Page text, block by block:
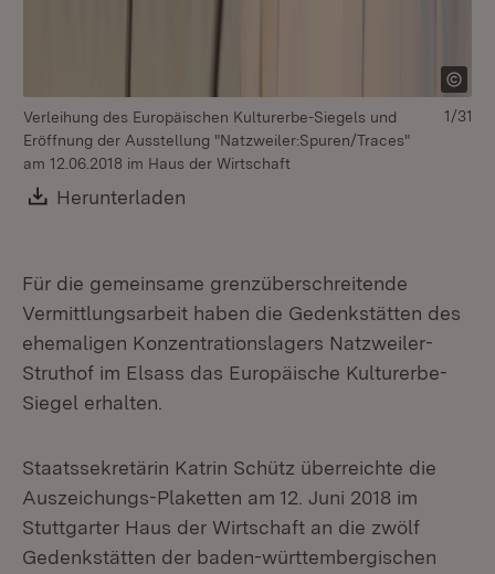
Verleihung des Europäischen Kulturerbe-Siegels und
Eröffnung der Ausstellung "Natzweiler:Spuren/Traces"
am 12.06.2018 im Haus der Wirtschaft
Download:
Herunterladen
1/31
Für die gemeinsame grenzüberschreitende
Vermittlungsarbeit haben die Gedenkstätten des
ehemaligen Konzentrationslagers Natzweiler-
Struthof im Elsass das Europäische Kulturerbe-
Siegel erhalten.
Staatssekretärin Katrin Schütz überreichte die
Auszeichungs-Plaketten am 12. Juni 2018 im
Stuttgarter Haus der Wirtschaft an die zwölf
Gedenkstätten der baden-württembergischen